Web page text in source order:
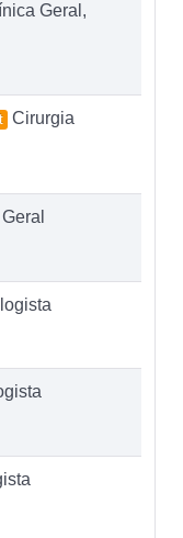
Geral,
Cirurgia